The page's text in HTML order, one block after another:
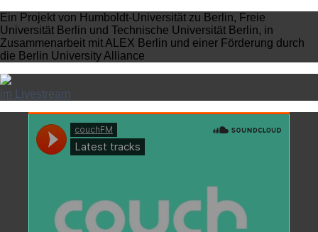
Ein Projekt von Humboldt-Universität zu Berlin, Freie
Universität Berlin und Technische Universität Berlin, in
Zusammenarbeit mit ALEX Berlin und einer Förderung durch
die Berlin University Alliance
im Livestream